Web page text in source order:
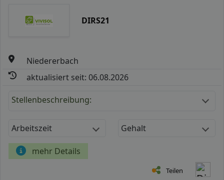
DIRS21
Niedererbach
aktualisiert seit: 06.08.2026
Stellenbeschreibung:
Arbeitszeit Gehalt
mehr Details
Teilen